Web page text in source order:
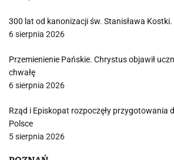
300 lat od kanonizacji św. Stanisława Kostki.
6 sierpnia 2026
Przemienienie Pańskie. Chrystus objawił
chwałę
6 sierpnia 2026
Rząd i Episkopat rozpoczęły przygotowania
Polsce
5 sierpnia 2026